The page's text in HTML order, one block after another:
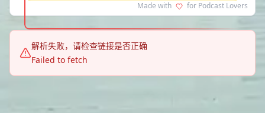
Made with for Podcast Lovers
解析失败，请检查链接是否正确
Failed to fetch